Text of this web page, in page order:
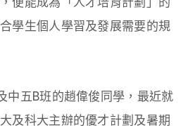
學生個人學習及發展需要的規
中五B班的趙偉俊同學，最近就
及科大主辦的優才計劃及暑期